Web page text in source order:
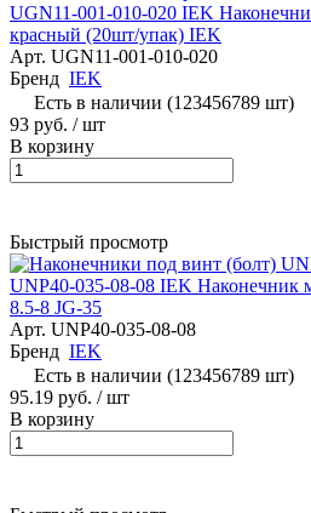
UGN11-001-010-020 IEK
красный (20шт/упак) IEK
Арт. UGN11-001-010-020
Бренд IEK
Есть в наличии (123456789 шт)
93 руб. / шт
В корзину
Быстрый просмотр
UNP40-035-08-08 IEK
8.5-8 JG-35
Арт. UNP40-035-08-08
Бренд IEK
Есть в наличии (123456789 шт)
95.19 руб. / шт
В корзину